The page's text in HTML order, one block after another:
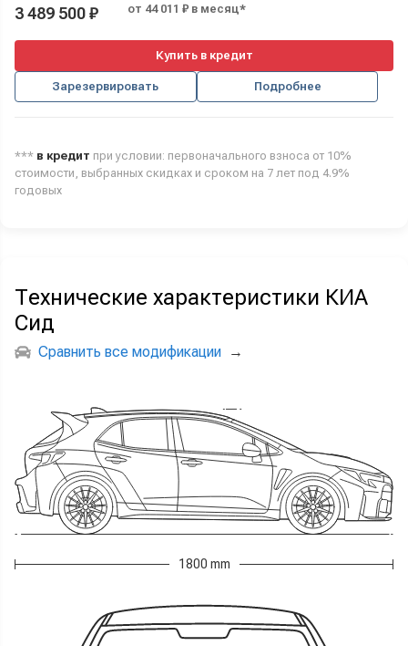
3 489 500 ₽ от 44 011 ₽ в месяц*
Купить в кредит
Зарезервировать Подробнее
*** в кредит при условии: первоначального взноса от 10%
стоимости, выбранных скидках и сроком на 7 лет под 4.9%
годовых
Технические характеристики КИА
Сид
Сравнить все модификации →
1800 mm